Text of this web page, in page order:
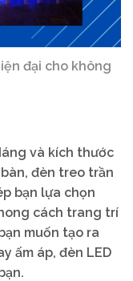
đại cho không
và kích thước
đèn treo trần
bạn lựa chọn
cách trang trí
muốn tạo ra
ấm áp, đèn LED